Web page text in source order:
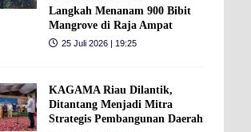
Langkah Menanam 900 Bibit
Mangrove di Raja Ampat
25 Juli 2026 | 19:25
KAGAMA Riau Dilantik,
Ditantang Menjadi Mitra
Strategis Pembangunan Daerah